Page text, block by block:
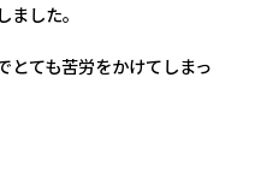
した。
とても苦労をかけてしまっ